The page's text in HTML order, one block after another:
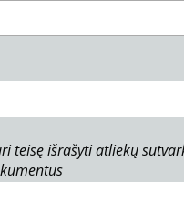
teisę išrašyti atliekų